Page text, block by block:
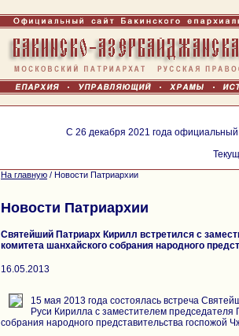
С 26 декабря 2021 года
На главную / Новости Патриархии
Новости Патриархии
Святейший Патриарх Кирилл встретился с
комитета шанхайского собрания народного
16.05.2013
15 мая 2013 года состоялась встреча
Руси Кирилла с заместителем председателя
собрания народного представительства госпожой